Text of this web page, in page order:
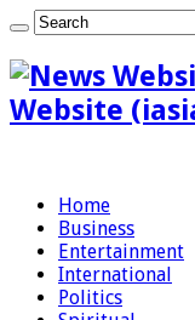
Website
Home
Business
Entertainment
International
Politics